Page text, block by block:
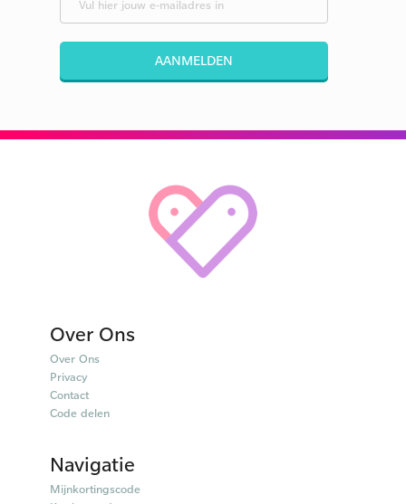
AANMELDEN
Over Ons
Over Ons
Privacy
Contact
Code delen
Navigatie
Mijnkortingscode